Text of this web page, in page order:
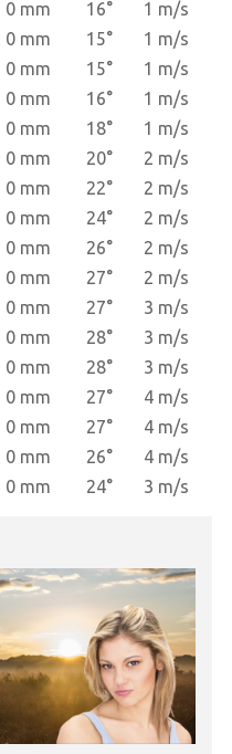
0 mm 16°
1 m/s
0 mm 15°
1 m/s
0 mm 15°
1 m/s
0 mm 16°
1 m/s
0 mm 18°
1 m/s
0 mm 20°
2 m/s
0 mm 22°
2 m/s
0 mm 24°
2 m/s
0 mm 26°
2 m/s
0 mm 27°
2 m/s
0 mm 27°
3 m/s
0 mm 28°
3 m/s
0 mm 28°
3 m/s
0 mm 27°
4 m/s
0 mm 27°
4 m/s
0 mm 26°
4 m/s
0 mm 24° 3 m/s